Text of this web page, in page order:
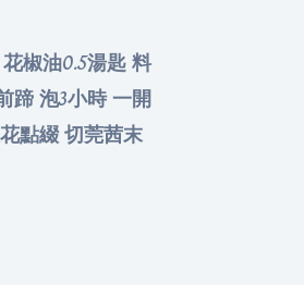
椒油0.5湯匙 料
蹄 泡3小時 一開
點綴 切莞茜末